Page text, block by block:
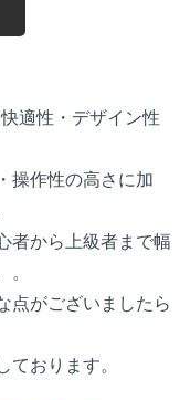
適性・デザイン性
操作性の高さに加
者から上級者まで幅
点がございましたら
ております。